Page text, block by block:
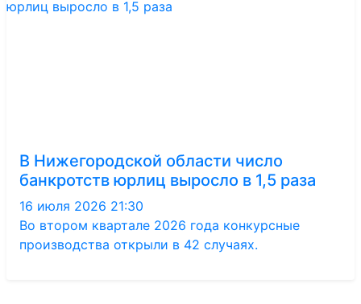
В Нижегородской области число
банкротств юрлиц выросло в 1,5 раза
16 июля 2026 21:30
Во втором квартале 2026 года конкурсные
производства открыли в 42 случаях.